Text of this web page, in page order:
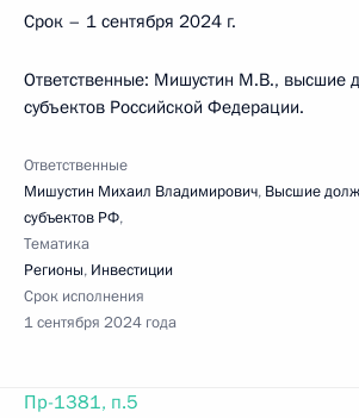
Срок – 1 сентября 2024 г.
Ответственные: Мишустин М.В., высшие
субъектов Российской Федерации.
Ответственные
Мишустин Михаил Владимирович, Высшие
субъектов РФ,
Тематика
Регионы, Инвестиции
Срок исполнения
1 сентября 2024 года
Пр-1381, п.5